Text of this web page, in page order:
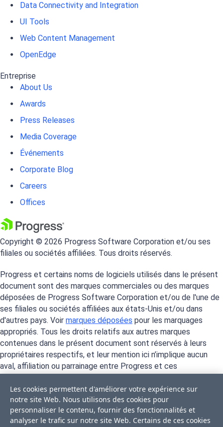
Data Connectivity and Integration
UI Tools
Web Content Management
OpenEdge
Entreprise
About Us
Awards
Press Releases
Media Coverage
Événements
Corporate Blog
Careers
Offices
Copyright © 2026 Progress Software Corporation et/ou ses
filiales ou sociétés affiliées. Tous droits réservés.
Progress et certains noms de logiciels utilisés dans le présent
document sont des marques commerciales ou des marques
déposées de Progress Software Corporation et/ou de l'une de
ses filiales ou sociétés affiliées aux états-Unis et/ou dans
d'autres pays. Voir marques déposées pour les marquages
appropriés. Tous les droits relatifs aux autres marques
contenues dans le présent document sont réservés à leurs
propriétaires respectifs, et leur mention ici n’implique aucun
aval, affiliation ou parrainage entre Progress et ces
Les cookies permettent d'améliorer votre expérience sur
notre site Web. Nous utilisons des cookies pour
personnaliser le contenu, fournir des fonctionnalités et
analyser le trafic sur notre site Web. Certains de ces cookies